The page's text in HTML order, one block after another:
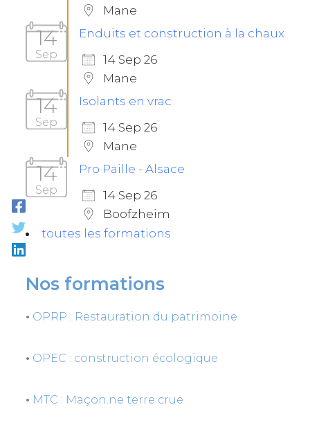
Mane
14
Sep
Enduits et construction à la chaux
14 Sep 26
Mane
14
Sep
Isolants en vrac
14 Sep 26
Mane
14
Sep
Pro Paille - Alsace
14 Sep 26
Boofzheim
toutes les formations
Nos formations
• OPRP : Restauration du patrimoine
• OPEC : construction écologique
• MTC : Maçon.ne terre crue